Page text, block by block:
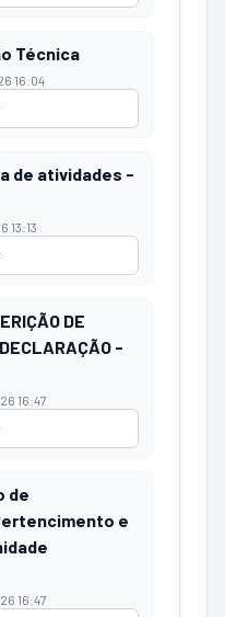
Técnica
16:04
de atividades -
13:13
DE
-
16:47
de
e
16:47